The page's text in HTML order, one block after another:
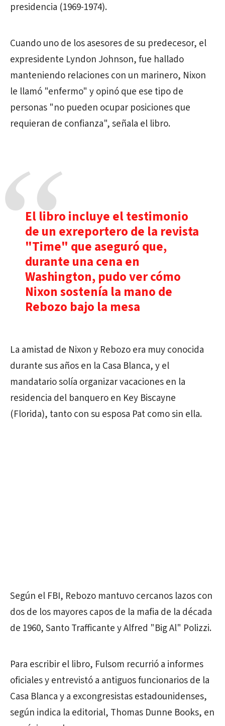
presidencia (1969-1974).
Cuando uno de los asesores de su predecesor, el
expresidente Lyndon Johnson, fue hallado
manteniendo relaciones con un marinero, Nixon
le llamó "enfermo" y opinó que ese tipo de
personas "no pueden ocupar posiciones que
requieran de confianza", señala el libro.
El libro incluye el testimonio
de un exreportero de la revista
"Time" que aseguró que,
durante una cena en
Washington, pudo ver cómo
Nixon sostenía la mano de
Rebozo bajo la mesa
La amistad de Nixon y Rebozo era muy conocida
durante sus años en la Casa Blanca, y el
mandatario solía organizar vacaciones en la
residencia del banquero en Key Biscayne
(Florida), tanto con su esposa Pat como sin ella.
Según el FBI, Rebozo mantuvo cercanos lazos con
dos de los mayores capos de la mafia de la década
de 1960, Santo Trafficante y Alfred "Big Al" Polizzi.
Para escribir el libro, Fulsom recurrió a informes
oficiales y entrevistó a antiguos funcionarios de la
Casa Blanca y a excongresistas estadounidenses,
según indica la editorial, Thomas Dunne Books, en